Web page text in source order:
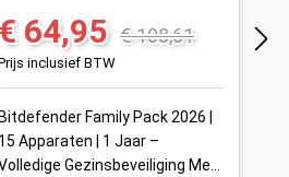
Verkoopprijs:
€ 64,95 Normale prijs:
€ 108,61
inclusief BTW
Bitdefender Family Pack 2026 |
15 Apparaten | 1 Jaar –
Gezinsbeveiliging Met